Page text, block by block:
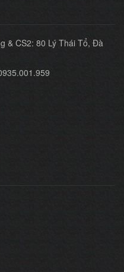
& CS2: 80 Lý Thái Tổ, Đà